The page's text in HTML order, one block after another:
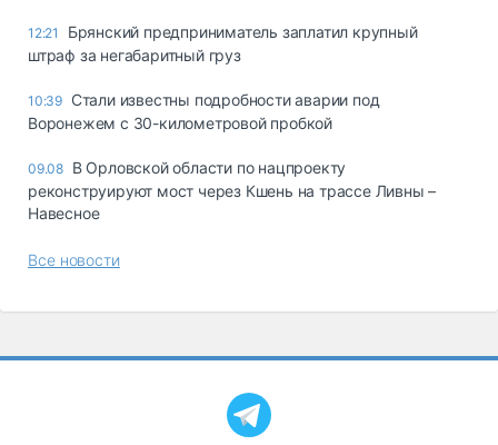
12:21
Брянский предприниматель заплатил крупный
штраф за негабаритный груз
10:39 Стали известны подробности аварии под
Воронежем с 30-километровой пробкой
09.08 В Орловской области по нацпроекту
реконструируют мост через Кшень на трассе Ливны –
Навесное
Все новости